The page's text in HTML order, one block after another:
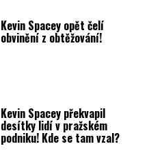
Kevin Spacey opět čelí
obvinění z obtěžování!
Kevin Spacey překvapil
desítky lidí v pražském
podniku! Kde se tam vzal?